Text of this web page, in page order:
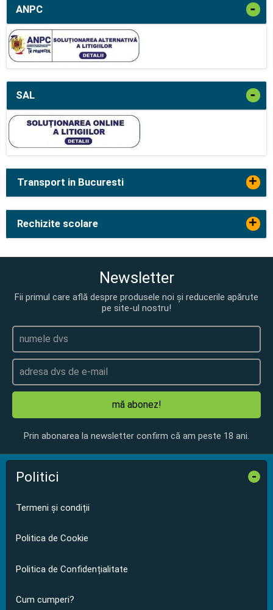
ANPC -
SAL -
Transport in Bucuresti +
Rechizite scolare +
Newsletter
Fii primul care află despre produsele noi și reducerile apărute
pe site-ul nostru!
mă abonez!
Prin abonarea la newsletter confirm că am peste 18 ani.
Politici -
Termeni și condiții
Politica de Cookie
Politica de Confidențialitate
Cum cumperi?